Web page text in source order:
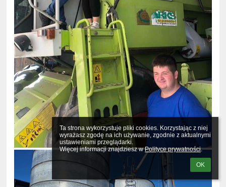
Ta strona wykorzystuje pliki cookies. Korzystając z niej
wyrażasz zgodę na ich używanie, zgodnie z aktualnymi
ustawieniami przeglądarki.
Więcej informacji znajdziesz w Polityce prywatności.
OK